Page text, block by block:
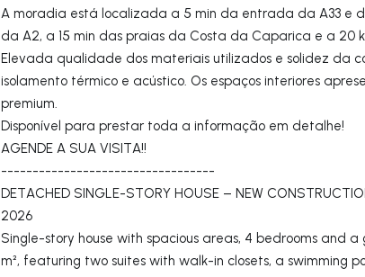
A moradia está localizada a 5 min da entrada da A33 e
da A2, a 15 min das praias da Costa da Caparica e a 20
Elevada qualidade dos materiais utilizados e solidez da
isolamento térmico e acústico. Os espaços interiores
premium.
Disponível para prestar toda a informação em detalhe!
AGENDE A SUA VISITA!!
----------------------------------
DETACHED SINGLE-STORY HOUSE – NEW
2026
Single-story house with spacious areas, 4 bedrooms and a
m², featuring two suites with walk-in closets, a swimming